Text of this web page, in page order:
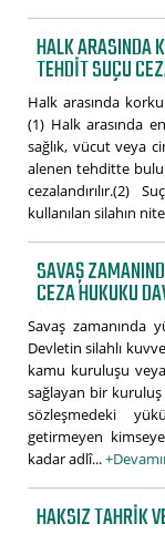
HALK ARASINDA
TEHDIT SUÇU
Halk arasında
(1) Halk arasında
sağlık, vücut veya
alenen tehditte
cezalandırılır.(2)
kullanılan silahın
SAVAŞ
CEZA HUKUKU
Savaş zamanında
Devletin silahlı
kamu kuruluşu
sağlayan bir
sözleşmedeki
getirmeyen
kadar adlî...
HAKSIZ TAHRIK